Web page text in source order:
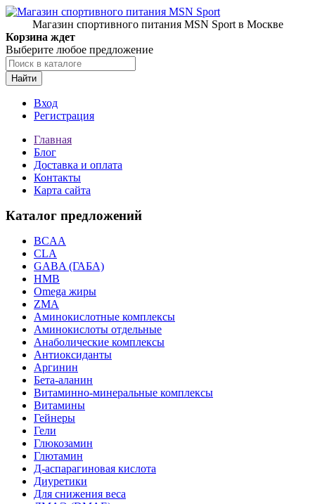
Магазин спортивного питания MSN Sport в Москве
Корзина ждет
Выберите любое предложение
Найти
Вход
Регистрация
Главная
Блог
Доставка и оплата
Контакты
Карта сайта
Каталог предложений
BCAA
CLA
GABA (ГАБА)
HMB
Omega жиры
ZMA
Аминокислотные комплексы
Аминокислоты отдельные
Анаболические комплексы
Антиоксиданты
Аргинин
Бета-аланин
Витаминно-минеральные комплексы
Витамины
Гейнеры
Гели
Глюкозамин
Глютамин
Д-аспарагиновая кислота
Диуретики
Для снижения веса